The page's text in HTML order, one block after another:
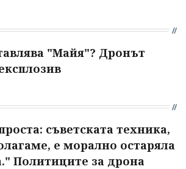
"Майя"? Дронът
съветската техника,
е морално остаряла
Политиците за дрона